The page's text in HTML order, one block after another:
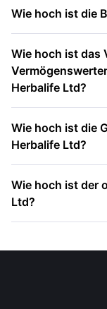
Wie hoch ist die
Wie hoch ist das
Herbalife Ltd?
Wie hoch ist die
Herbalife Ltd?
Wie hoch ist der
Ltd?